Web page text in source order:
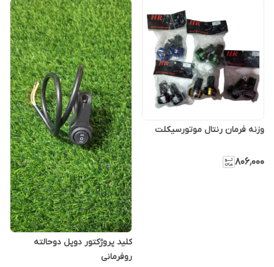
وزنه فرمان رنتال موتورسیکلت
۸۰۶٬۰۰۰
کلید پروژکتور دوپل دوحالته
روفرمانی